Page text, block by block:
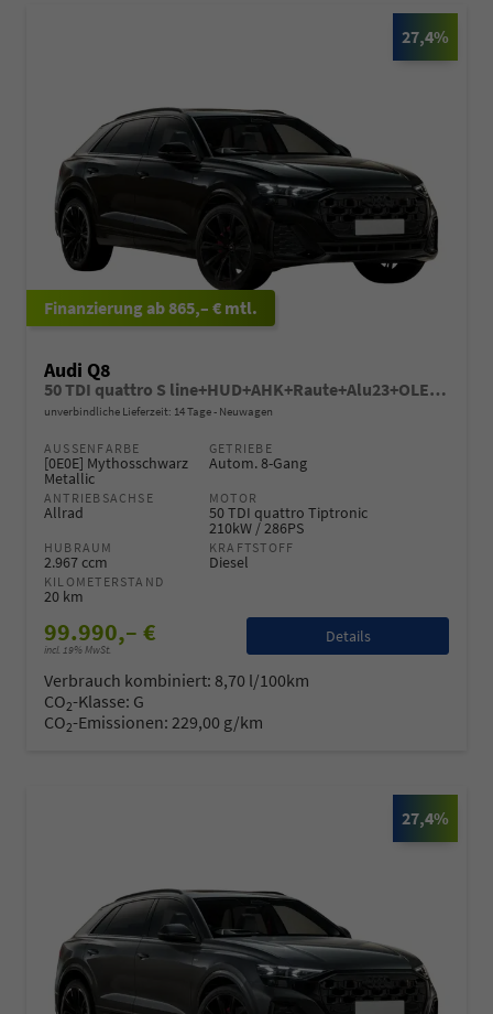
27,4%
ab 865,– € mtl.
Audi Q8
50 TDI quattro S line+HUD+AHK+Raute+Alu23+OLED+Pano+Massage+Standheiz+Black+GV5
unverbindliche Lieferzeit: 14 Tage Neuwagen
AUSSENFARBE
[0E0E] Mythosschwarz
Metallic
GETRIEBE
Autom. 8-Gang
ANTRIEBSACHSE
Allrad
MOTOR
50 TDI quattro Tiptronic
210kW / 286PS
HUBRAUM
2.967 ccm
KRAFTSTOFF
Diesel
KILOMETERSTAND
20 km
99.990,– €
incl. 19% MwSt.
Details
Verbrauch kombiniert: 8,70 l/100km
CO2-Klasse: G
CO2-Emissionen: 229,00 g/km
27,4%